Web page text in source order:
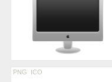
PNG ICO